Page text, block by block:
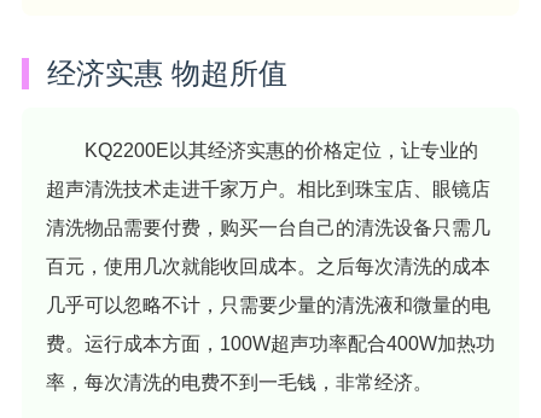
经济实惠 物超所值
KQ2200E以其经济实惠的价格定位，让专业的
超声清洗技术走进千家万户。相比到珠宝店、眼镜店
清洗物品需要付费，购买一台自己的清洗设备只需几
百元，使用几次就能收回成本。之后每次清洗的成本
几乎可以忽略不计，只需要少量的清洗液和微量的电
费。运行成本方面，100W超声功率配合400W加热功
率，每次清洗的电费不到一毛钱，非常经济。